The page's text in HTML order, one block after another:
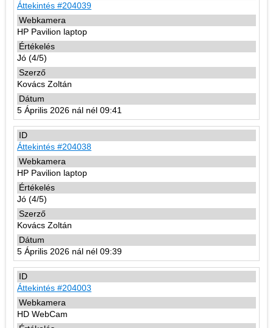
Áttekintés #204039
HP Pavilion laptop
Jó (4/5)
Kovács Zoltán
5 Április 2026 nál nél 09:41
Áttekintés #204038
HP Pavilion laptop
Jó (4/5)
Kovács Zoltán
5 Április 2026 nál nél 09:39
Áttekintés #204003
HD WebCam